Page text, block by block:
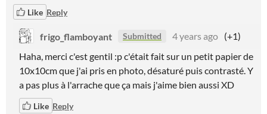
Like Reply
frigo_flamboyant Submitted 4 years ago (+1)
Haha, merci c'est gentil :p c'était fait sur un petit papier de
10x10cm que j'ai pris en photo, désaturé puis contrasté. Y
a pas plus à l'arrache que ça mais j'aime bien aussi XD
Like Reply